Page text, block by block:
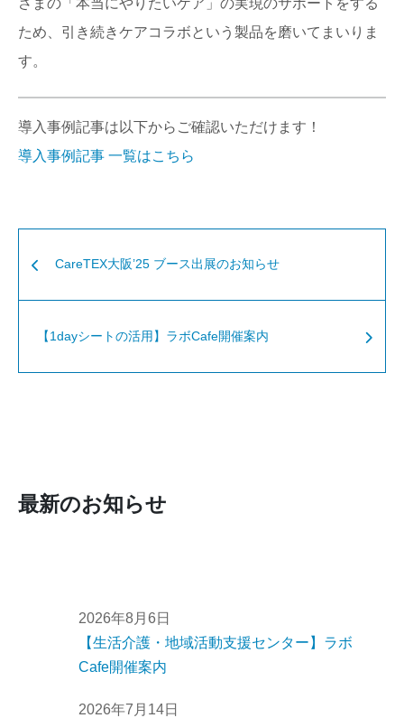
さまの「本当にやりたいケア」の実現のサポートをする
ため、引き続きケアコラボという製品を磨いてまいりま
す。
導入事例記事は以下からご確認いただけます！
導入事例記事 一覧はこちら
CareTEX大阪’25 ブース出展のお知らせ
【1dayシートの活用】ラボCafe開催案内
最新のお知らせ
2026年8月6日
【生活介護・地域活動支援センター】ラボ
Cafe開催案内
2026年7月14日